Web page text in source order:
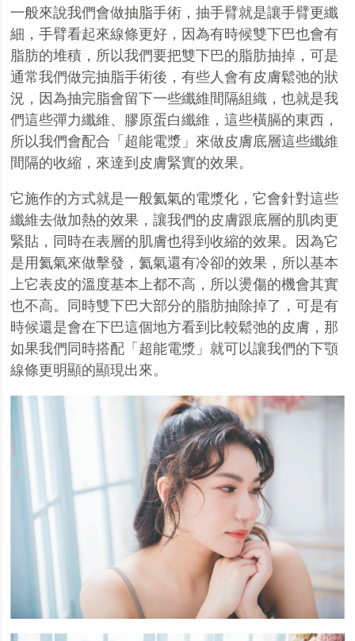
一般來說我們會做抽脂手術，抽手臂就是讓手臂更纖
細，手臂看起來線條更好，因為有時候雙下巴也會有
脂肪的堆積，所以我們要把雙下巴的脂肪抽掉，可是
通常我們做完抽脂手術後，有些人會有皮膚鬆弛的狀
況，因為抽完脂會留下一些纖維間隔組織，也就是我
們這些彈力纖維、膠原蛋白纖維，這些橫膈的東西，
所以我們會配合「超能電漿」來做皮膚底層這些纖維
間隔的收縮，來達到皮膚緊實的效果。
它施作的方式就是一般氦氣的電漿化，它會針對這些
纖維去做加熱的效果，讓我們的皮膚跟底層的肌肉更
緊貼，同時在表層的肌膚也得到收縮的效果。因為它
是用氦氣來做擊發，氦氣還有冷卻的效果，所以基本
上它表皮的溫度基本上都不高，所以燙傷的機會其實
也不高。同時雙下巴大部分的脂肪抽除掉了，可是有
時候還是會在下巴這個地方看到比較鬆弛的皮膚，那
如果我們同時搭配「超能電漿」就可以讓我們的下顎
線條更明顯的顯現出來。